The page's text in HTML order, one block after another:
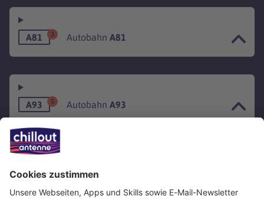
A81 3 Autobahn A81
A93 5 Autobahn A93
A94 Autobahn